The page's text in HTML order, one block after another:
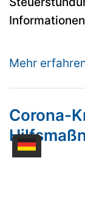
Mehr
Corona-